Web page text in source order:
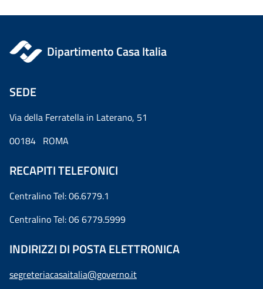
Dipartimento Casa Italia
SEDE
Via della Ferratella in Laterano, 51
00184 ROMA
RECAPITI TELEFONICI
Centralino Tel: 06.6779.1
Centralino Tel: 06 6779.5999
INDIRIZZI DI POSTA ELETTRONICA
segreteriacasaitalia@governo.it